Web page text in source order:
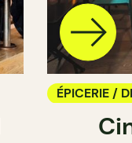
ÉPICERIE /
COMPTOIR